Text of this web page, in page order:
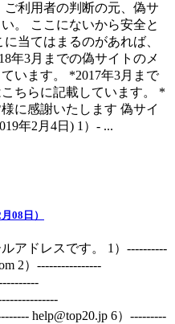
利用者の判断の元、偽サ
。 ここにないから安全と
当てはまるのがあれば、
年3月までの偽サイトのメ
います。 *2017年3月まで
ちらに記載しています。 *
に感謝いたします 偽サイ
年2月4日) 1）- ...
08日）
アドレスです。 1）----------
2）----------------
help@top20.jp 6）---------